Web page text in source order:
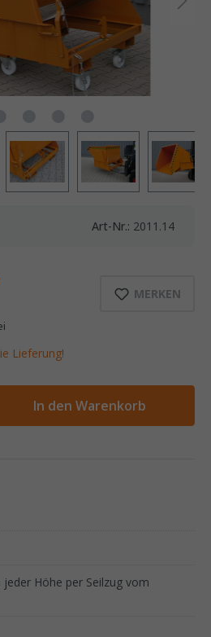
Art-Nr.: 2011.14
MERKEN
Lieferung!
In den Warenkorb
jeder Höhe per Seilzug vom